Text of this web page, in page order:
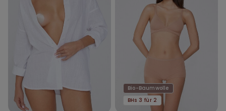
Bio-Baumwolle
BHs 3 für 2